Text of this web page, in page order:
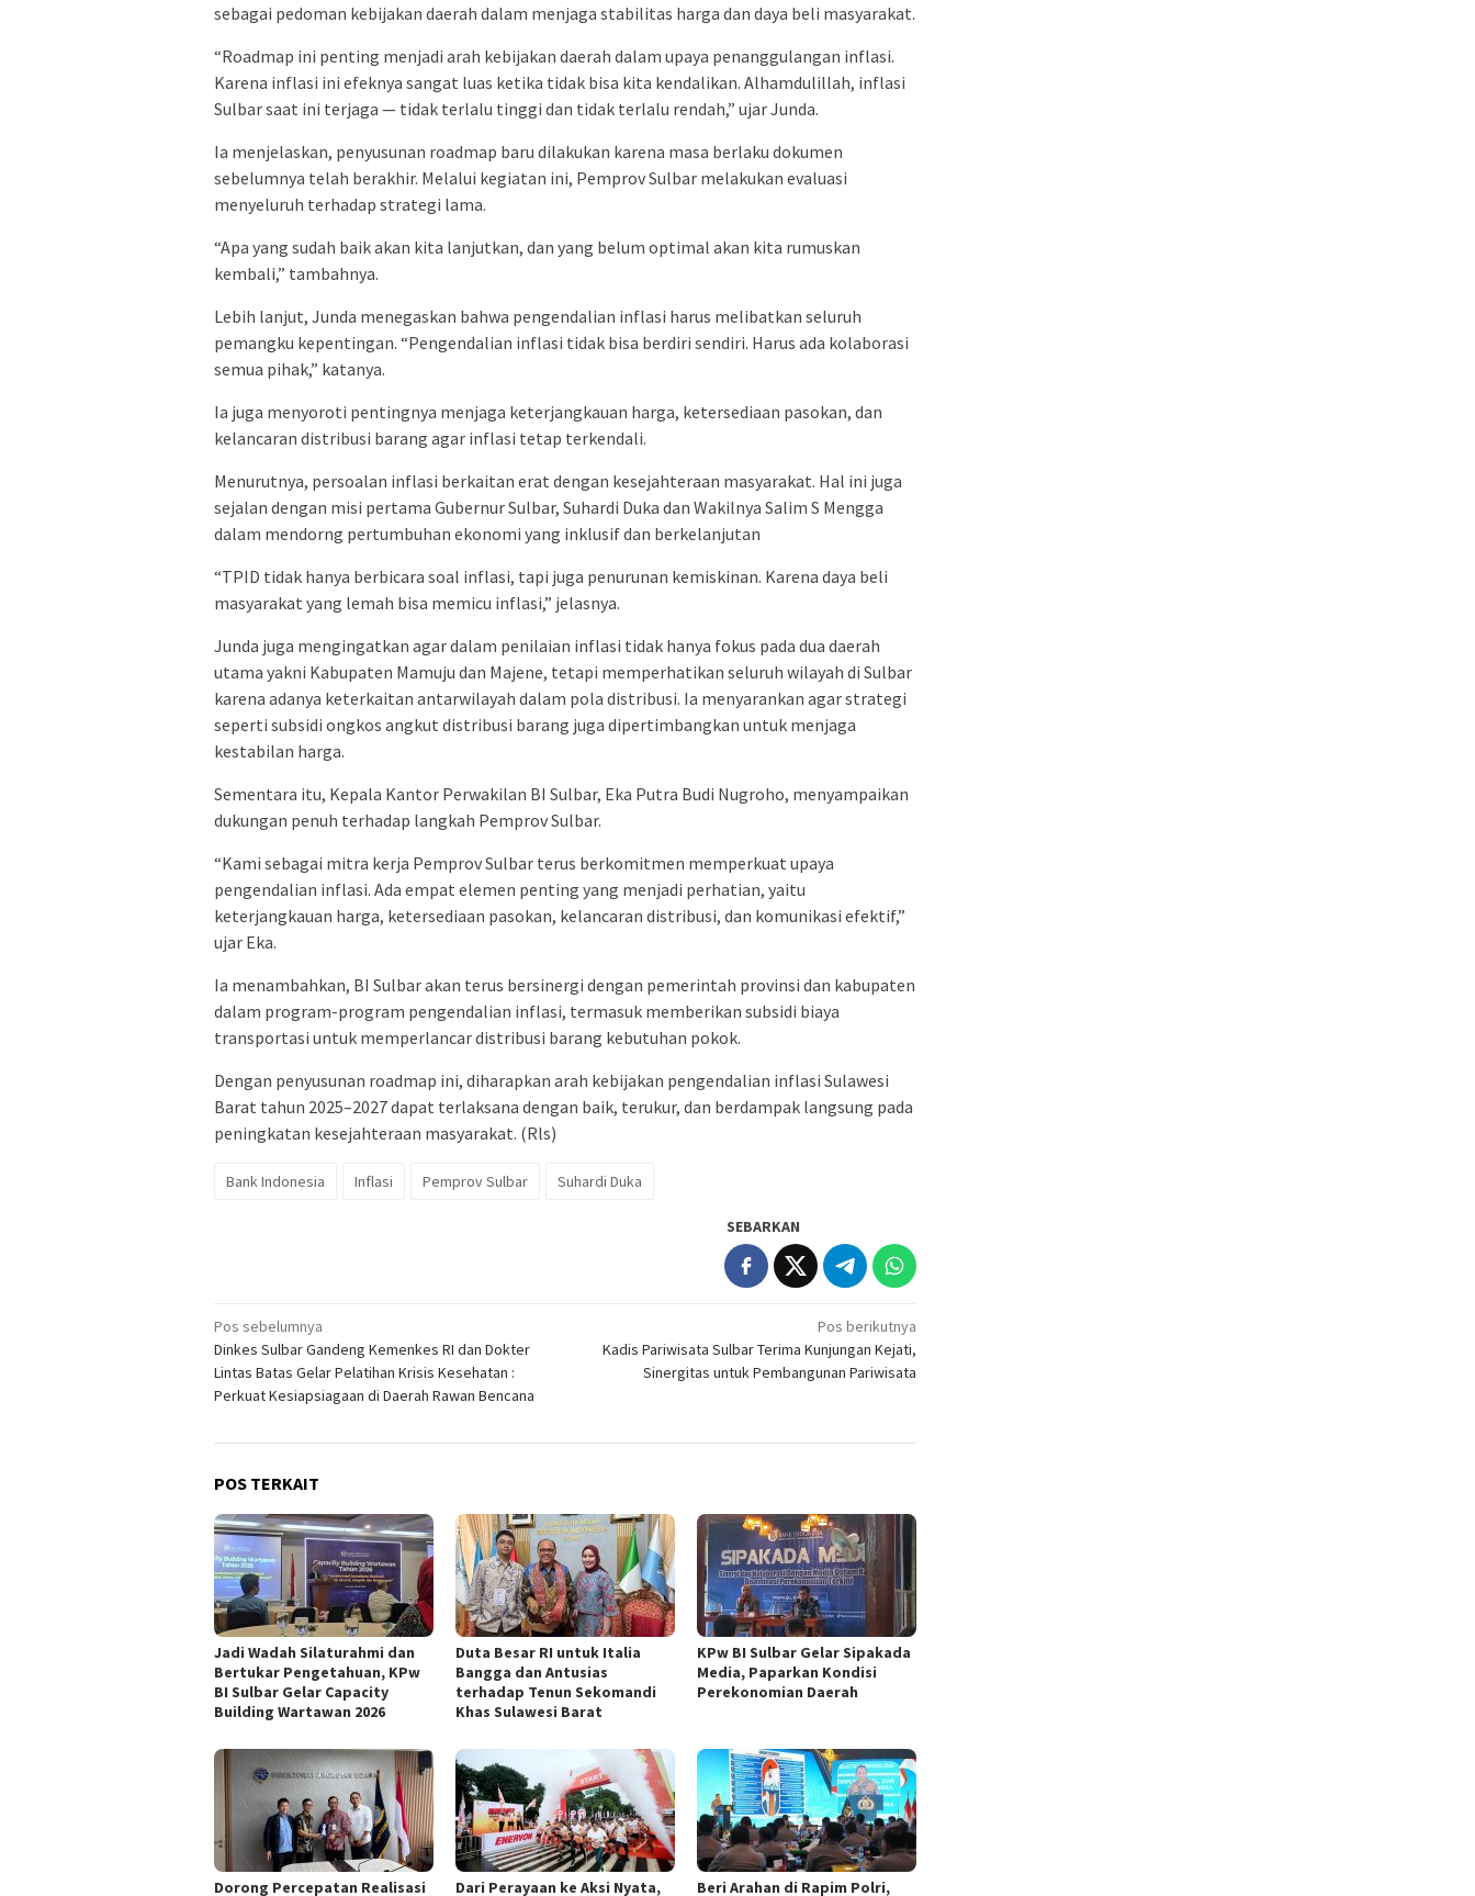
sebagai pedoman kebijakan daerah dalam menjaga stabilitas harga dan daya beli masyarakat.
“Roadmap ini penting menjadi arah kebijakan daerah dalam upaya penanggulangan inflasi.
Karena inflasi ini efeknya sangat luas ketika tidak bisa kita kendalikan. Alhamdulillah, inflasi
Sulbar saat ini terjaga — tidak terlalu tinggi dan tidak terlalu rendah,” ujar Junda.
Ia menjelaskan, penyusunan roadmap baru dilakukan karena masa berlaku dokumen
sebelumnya telah berakhir. Melalui kegiatan ini, Pemprov Sulbar melakukan evaluasi
menyeluruh terhadap strategi lama.
“Apa yang sudah baik akan kita lanjutkan, dan yang belum optimal akan kita rumuskan
kembali,” tambahnya.
Lebih lanjut, Junda menegaskan bahwa pengendalian inflasi harus melibatkan seluruh
pemangku kepentingan. “Pengendalian inflasi tidak bisa berdiri sendiri. Harus ada kolaborasi
semua pihak,” katanya.
Ia juga menyoroti pentingnya menjaga keterjangkauan harga, ketersediaan pasokan, dan
kelancaran distribusi barang agar inflasi tetap terkendali.
Menurutnya, persoalan inflasi berkaitan erat dengan kesejahteraan masyarakat. Hal ini juga
sejalan dengan misi pertama Gubernur Sulbar, Suhardi Duka dan Wakilnya Salim S Mengga
dalam mendorng pertumbuhan ekonomi yang inklusif dan berkelanjutan
“TPID tidak hanya berbicara soal inflasi, tapi juga penurunan kemiskinan. Karena daya beli
masyarakat yang lemah bisa memicu inflasi,” jelasnya.
Junda juga mengingatkan agar dalam penilaian inflasi tidak hanya fokus pada dua daerah
utama yakni Kabupaten Mamuju dan Majene, tetapi memperhatikan seluruh wilayah di Sulbar
karena adanya keterkaitan antarwilayah dalam pola distribusi. Ia menyarankan agar strategi
seperti subsidi ongkos angkut distribusi barang juga dipertimbangkan untuk menjaga
kestabilan harga.
Sementara itu, Kepala Kantor Perwakilan BI Sulbar, Eka Putra Budi Nugroho, menyampaikan
dukungan penuh terhadap langkah Pemprov Sulbar.
“Kami sebagai mitra kerja Pemprov Sulbar terus berkomitmen memperkuat upaya
pengendalian inflasi. Ada empat elemen penting yang menjadi perhatian, yaitu
keterjangkauan harga, ketersediaan pasokan, kelancaran distribusi, dan komunikasi efektif,”
ujar Eka.
Ia menambahkan, BI Sulbar akan terus bersinergi dengan pemerintah provinsi dan kabupaten
dalam program-program pengendalian inflasi, termasuk memberikan subsidi biaya
transportasi untuk memperlancar distribusi barang kebutuhan pokok.
Dengan penyusunan roadmap ini, diharapkan arah kebijakan pengendalian inflasi Sulawesi
Barat tahun 2025–2027 dapat terlaksana dengan baik, terukur, dan berdampak langsung pada
peningkatan kesejahteraan masyarakat. (Rls)
Bank Indonesia Inflasi Pemprov Sulbar Suhardi Duka
SEBARKAN
Navigasi
pos
Pos sebelumnya
Dinkes Sulbar Gandeng Kemenkes RI dan Dokter
Lintas Batas Gelar Pelatihan Krisis Kesehatan :
Perkuat Kesiapsiagaan di Daerah Rawan Bencana
Pos berikutnya
Kadis Pariwisata Sulbar Terima Kunjungan Kejati,
Sinergitas untuk Pembangunan Pariwisata
POS TERKAIT
Jadi Wadah Silaturahmi dan
Bertukar Pengetahuan, KPw
BI Sulbar Gelar Capacity
Building Wartawan 2026
Duta Besar RI untuk Italia
Bangga dan Antusias
terhadap Tenun Sekomandi
Khas Sulawesi Barat
KPw BI Sulbar Gelar Sipakada
Media, Paparkan Kondisi
Perekonomian Daerah
Dorong Percepatan Realisasi Dari Perayaan ke Aksi Nyata, Beri Arahan di Rapim Polri,